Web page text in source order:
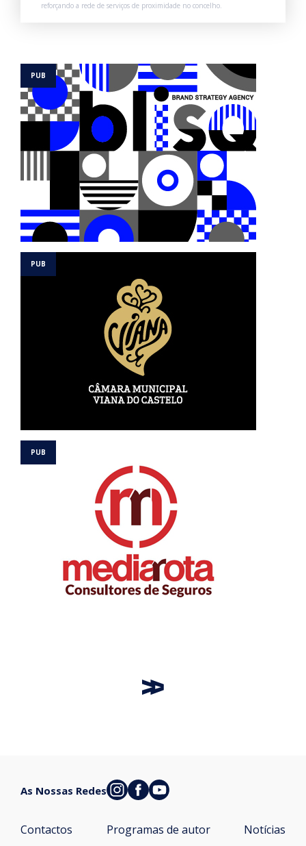
reforçando a rede de serviços de proximidade no concelho.
Contactos Programas de autor Notícias
As Nossas Redes